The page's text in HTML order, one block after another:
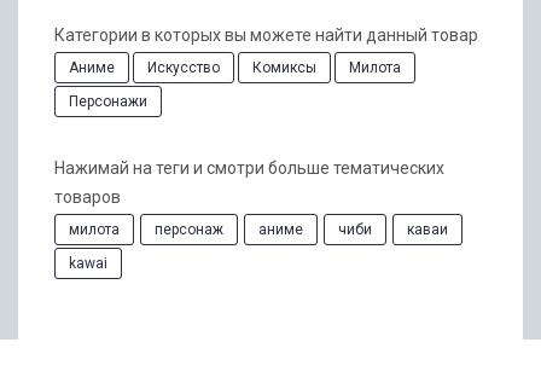
Категории в которых вы можете найти данный товар
Аниме Искусство Комиксы
Милота
Персонажи
Нажимай на теги и смотри больше тематических
товаров
милота персонаж аниме чиби
каваи
kawai